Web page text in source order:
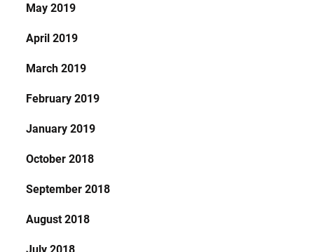
May 2019
April 2019
March 2019
February 2019
January 2019
October 2018
September 2018
August 2018